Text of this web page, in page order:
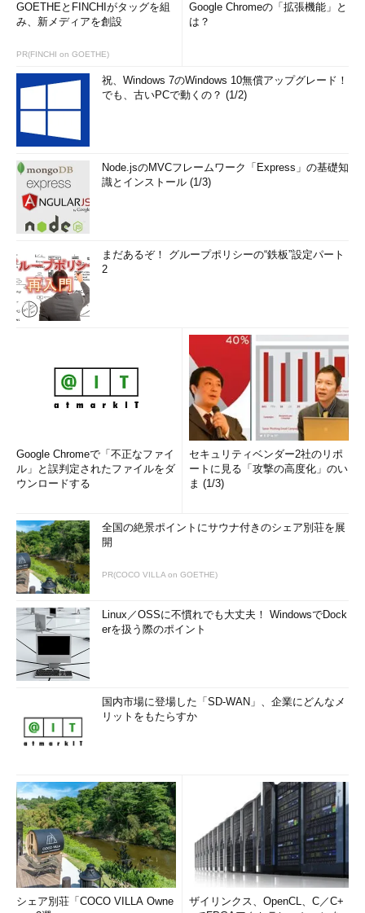
GOETHEとFINCHIがタッグを組
み、新メディアを創設
PR(FINCHI on GOETHE)
Google Chromeの「拡張機能」と
は？
祝、Windows 7のWindows 10無償アップグレード！
でも、古いPCで動くの？ (1/2)
Node.jsのMVCフレームワーク「Express」の基礎知
識とインストール (1/3)
まだあるぞ！ グループポリシーの“鉄板”設定パート
2
Google Chromeで「不正なファイ
ル」と誤判定されたファイルをダ
ウンロードする
セキュリティベンダー2社のリポ
ートに見る「攻撃の高度化」のい
ま (1/3)
全国の絶景ポイントにサウナ付きのシェア別荘を展
開
PR(COCO VILLA on GOETHE)
Linux／OSSに不慣れでも大丈夫！ WindowsでDock
erを扱う際のポイント
国内市場に登場した「SD-WAN」、企業にどんなメ
リットをもたらすか
シェア別荘「COCO VILLA Owne
ザイリンクス、OpenCL、C／C+